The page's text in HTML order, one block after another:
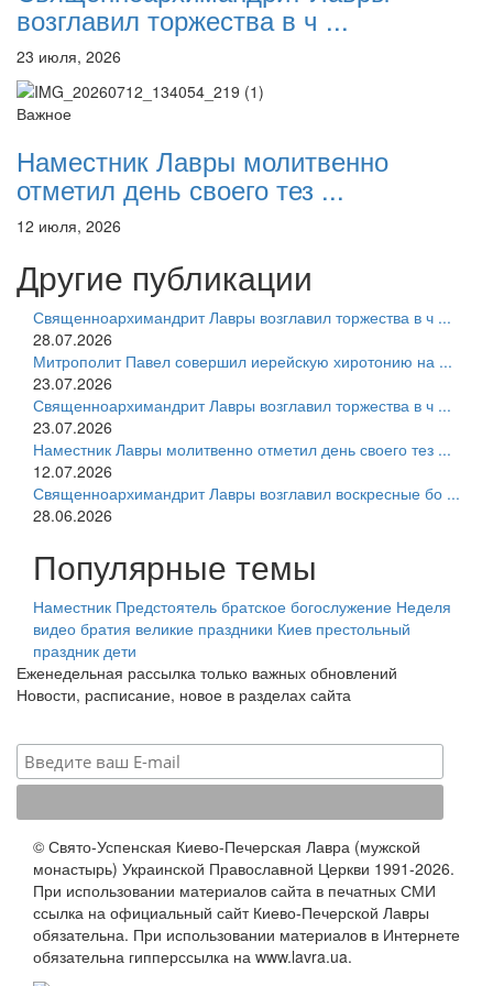
возглавил торжества в ч ...
23 июля, 2026
Важное
Наместник Лавры молитвенно
отметил день своего тез ...
12 июля, 2026
Другие публикации
Священноархимандрит Лавры возглавил торжества в ч ...
28.07.2026
Митрополит Павел совершил иерейскую хиротонию на ...
23.07.2026
Священноархимандрит Лавры возглавил торжества в ч ...
23.07.2026
Наместник Лавры молитвенно отметил день своего тез ...
12.07.2026
Священноархимандрит Лавры возглавил воскресные бо ...
28.06.2026
Популярные темы
Наместник Предстоятель братское богослужение Неделя
видео братия великие праздники Киев престольный
праздник дети
Еженедельная рассылка только важных обновлений
Новости, расписание, новое в разделах сайта
© Свято-Успенская Киево-Печерская Лавра (мужской
монастырь) Украинской Православной Церкви 1991-2026.
При использовании материалов сайта в печатных СМИ
ссылка на официальный сайт Киево-Печерской Лавры
обязательна. При использовании материалов в Интернете
обязательна гипперссылка на www.lavra.ua.